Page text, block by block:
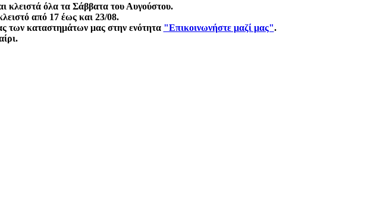
κλειστά όλα τα Σάββατα του Αυγούστου.
από 17 έως και 23/08.
των καταστημάτων μας στην ενότητα "Επικοινωνήστε μαζί μας".